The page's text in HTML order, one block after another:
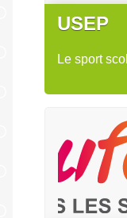
USEP
Le sport